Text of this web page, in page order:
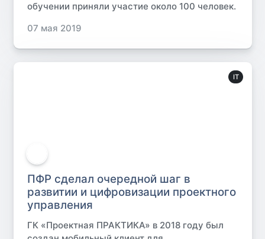
обучении приняли участие около 100 человек.
07 мая 2019
IT
ПФР сделал очередной шаг в
развитии и цифровизации проектного
управления
ГК «Проектная ПРАКТИКА» в 2018 году был